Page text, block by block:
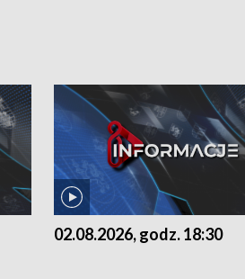
02.08.2026, godz. 18:30